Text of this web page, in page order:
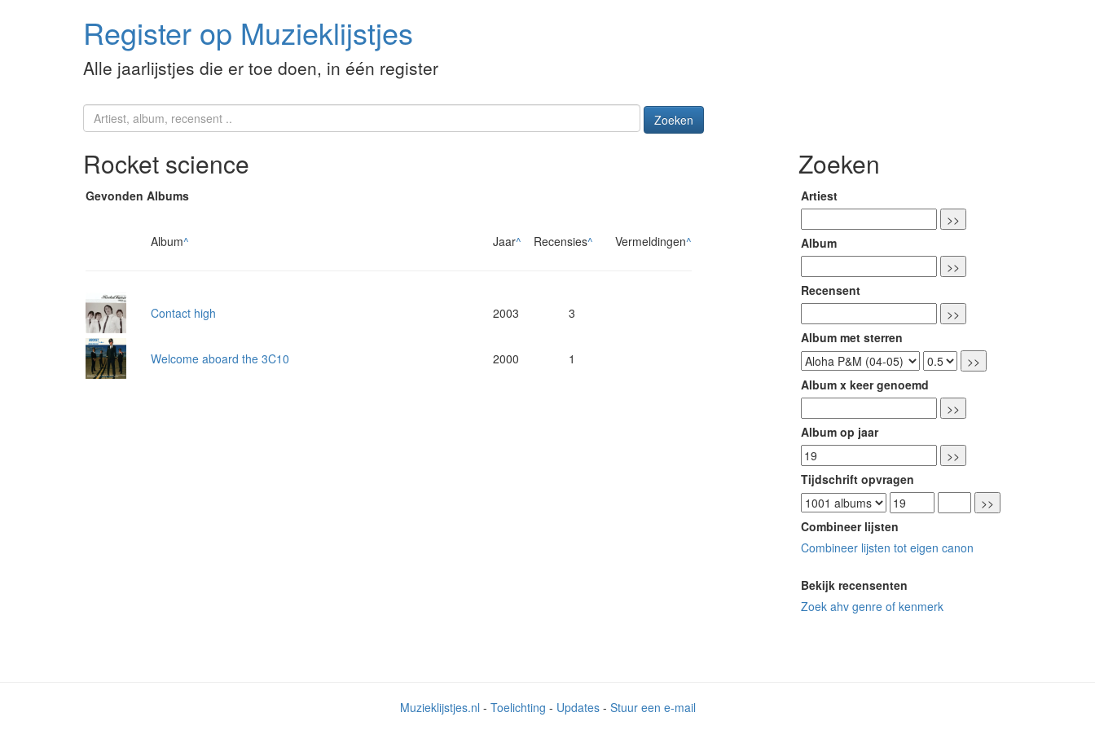
Register op Muzieklijstjes
Alle jaarlijstjes die er toe doen, in één register
Zoeken
Rocket science
Gevonden Albums
Album^ Jaar^ Recensies^ Vermeldingen^
Contact high 2003 3
Welcome aboard the 3C10 2000 1
Zoeken
Artiest
Album
Recensent
Album met sterren
Album x keer genoemd
Album op jaar
Tijdschrift opvragen
Combineer lijsten
Combineer lijsten tot eigen canon
Bekijk recensenten
Zoek ahv genre of kenmerk
Muzieklijstjes.nl - Toelichting - Updates- Stuur een e-mail